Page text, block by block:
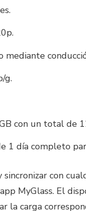
mediante
g.
con un total de
1 día completo
sincronizar con
MyGlass. El
la carga